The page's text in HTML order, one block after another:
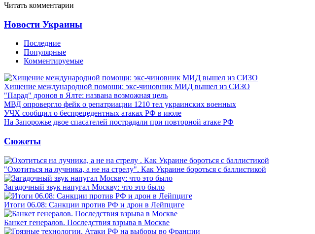
Читать комментарии
Новости Украины
Последние
Популярные
Комментируемые
Хищение международной помощи: экс-чиновник МИД вышел из СИЗО
"Парад" дронов в Ялте: названа возможная цель
МВД опровергло фейк о репатриации 1210 тел украинских военных
УЧХ сообщил о беспрецедентных атаках РФ в июле
На Запорожье двое спасателей пострадали при повторной атаке РФ
Сюжеты
"Охотиться на лучника, а не на стрелу". Как Украине бороться с баллистикой
Загадочный звук напугал Москву: что это было
Итоги 06.08: Санкции против РФ и дрон в Лейпциге
Банкет генералов. Последствия взрыва в Москве